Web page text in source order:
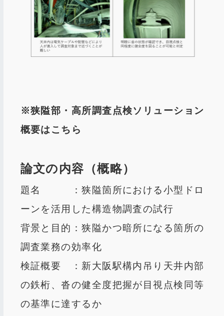
※狭隘部・高所調査点検ソリューション
概要はこちら
論文の内容（概略）
題名 ：狭隘箇所における小型ドロ
ーンを活用した構造物調査の試行
背景と目的：狭隘かつ暗所になる箇所の
調査業務の効率化
検証概要 ：新大阪駅構内吊り天井内部
の鉄桁、沓の健全度把握が目視点検同等
の基準に達するか